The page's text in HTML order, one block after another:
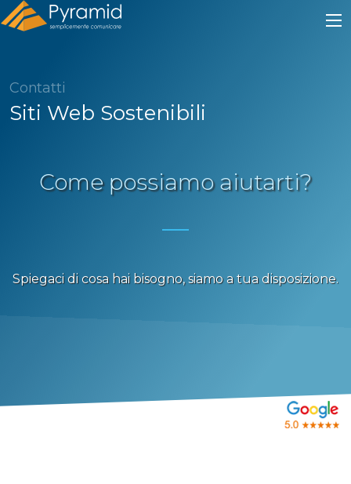
Contatti
Siti Web Sostenibili
Come possiamo aiutarti?
Spiegaci di cosa hai bisogno, siamo a tua disposizione.